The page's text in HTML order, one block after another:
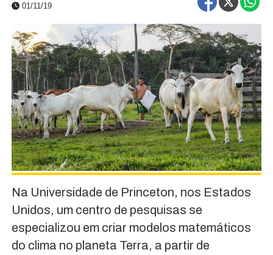
01/11/19
Na Universidade de Princeton, nos Estados
Unidos, um centro de pesquisas se
especializou em criar modelos matemáticos
do clima no planeta Terra, a partir de